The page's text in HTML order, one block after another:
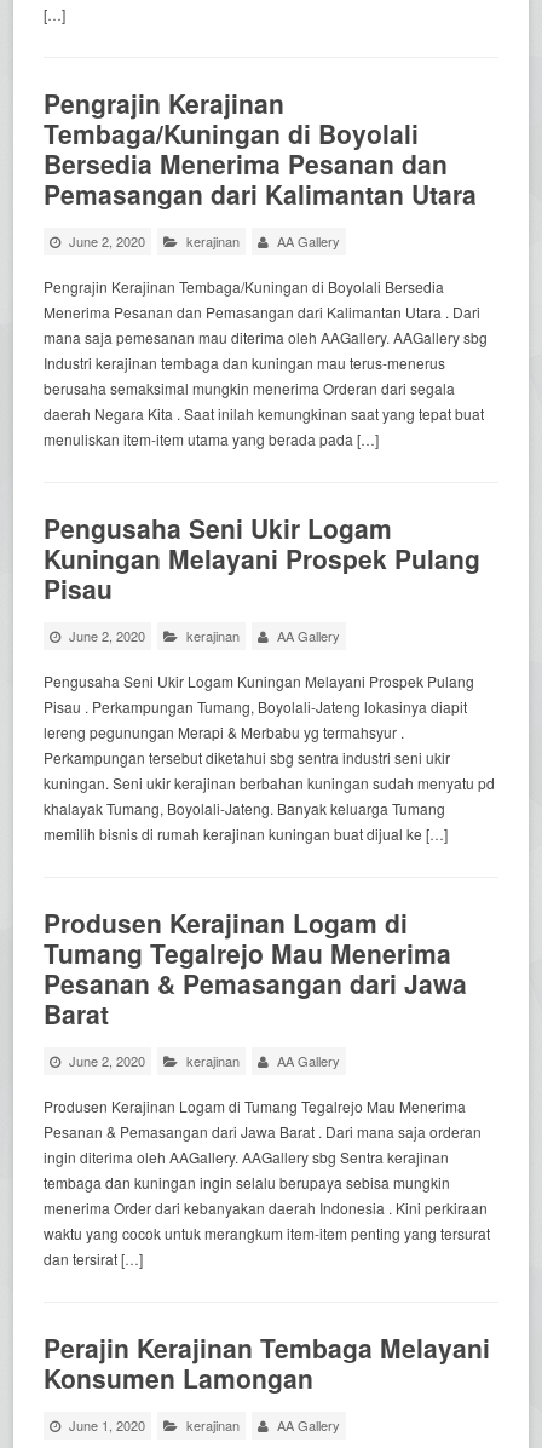
[…]
Pengrajin Kerajinan
Tembaga/Kuningan di Boyolali
Bersedia Menerima Pesanan dan
Pemasangan dari Kalimantan Utara
June 2, 2020 kerajinan AA Gallery
Pengrajin Kerajinan Tembaga/Kuningan di Boyolali Bersedia
Menerima Pesanan dan Pemasangan dari Kalimantan Utara . Dari
mana saja pemesanan mau diterima oleh AAGallery. AAGallery sbg
Industri kerajinan tembaga dan kuningan mau terus-menerus
berusaha semaksimal mungkin menerima Orderan dari segala
daerah Negara Kita . Saat inilah kemungkinan saat yang tepat buat
menuliskan item-item utama yang berada pada […]
Pengusaha Seni Ukir Logam
Kuningan Melayani Prospek Pulang
Pisau
June 2, 2020 kerajinan AA Gallery
Pengusaha Seni Ukir Logam Kuningan Melayani Prospek Pulang
Pisau . Perkampungan Tumang, Boyolali-Jateng lokasinya diapit
lereng pegunungan Merapi & Merbabu yg termahsyur .
Perkampungan tersebut diketahui sbg sentra industri seni ukir
kuningan. Seni ukir kerajinan berbahan kuningan sudah menyatu pd
khalayak Tumang, Boyolali-Jateng. Banyak keluarga Tumang
memilih bisnis di rumah kerajinan kuningan buat dijual ke […]
Produsen Kerajinan Logam di
Tumang Tegalrejo Mau Menerima
Pesanan & Pemasangan dari Jawa
Barat
June 2, 2020 kerajinan AA Gallery
Produsen Kerajinan Logam di Tumang Tegalrejo Mau Menerima
Pesanan & Pemasangan dari Jawa Barat . Dari mana saja orderan
ingin diterima oleh AAGallery. AAGallery sbg Sentra kerajinan
tembaga dan kuningan ingin selalu berupaya sebisa mungkin
menerima Order dari kebanyakan daerah Indonesia . Kini perkiraan
waktu yang cocok untuk merangkum item-item penting yang tersurat
dan tersirat […]
Perajin Kerajinan Tembaga Melayani
Konsumen Lamongan
June 1, 2020 kerajinan AA Gallery